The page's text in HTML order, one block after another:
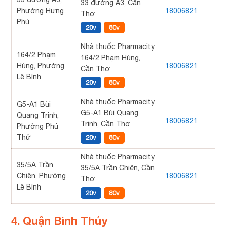
Phường Hưng
Phú
33 đường A3, Cần
Thơ
20v 80v
18006821
164/2 Phạm
Hùng, Phường
Lê Bình
Nhà thuốc Pharmacity
164/2 Phạm Hùng,
Cần Thơ
20v 80v
18006821
G5-A1 Bùi
Quang Trinh,
Phường Phú
Thứ
Nhà thuốc Pharmacity
G5-A1 Bùi Quang
Trinh, Cần Thơ
20v 80v
18006821
35/5A Trần
Chiên, Phường
Lê Bình
Nhà thuốc Pharmacity
35/5A Trần Chiên, Cần
Thơ
20v 80v
18006821
4. Quận Bình Thủy